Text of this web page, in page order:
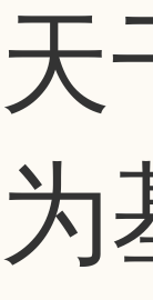
天
为